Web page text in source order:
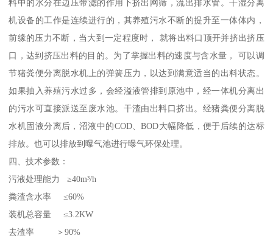
料中的水分在边压带滤的作用下挤出网筛，流出排水管。干湿分离
机设备的工作是连续进行的，其养殖污水不断的提升至一体体内，
前缘的压力不断，当大到一定程度时， 就将出料口顶开并挤出挤压
口，达到挤压出料的目的。为了掌握出料的速度与含水量， 可以调
节猪粪便分离脱水机上的弹簧压力，以达到满意适当的出料状态。
如果抽入养殖污水过多，会经溢液管排到原池中，经一体机分离出
的污水可直接派送至废水池。干渣由出料口挤出。经猪粪便分离脱
水机固液分离后，沼液中的COD、BOD大幅降低，便于后续的达标
排放。也可以排放到曝气池进行曝气环保处理。
四、技术参数：
污液处理能力 ≥40m³/h
粪渣含水率 ≤60%
装机总容量 ≤3.2KW
去渣率 ＞90%